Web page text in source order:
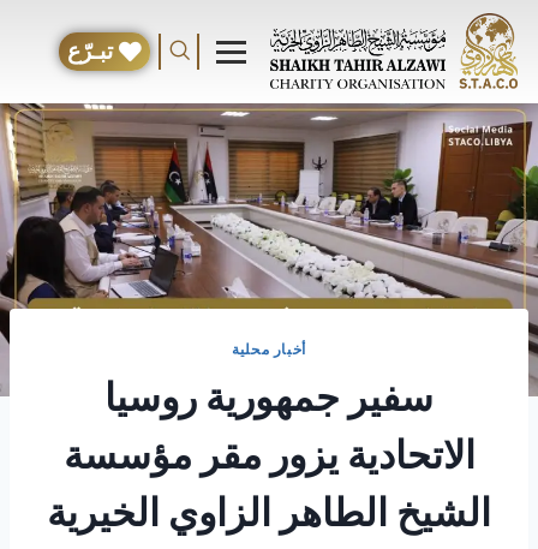
تبـرّع
أخبار محلية
سفير جمهورية روسيا
الاتحادية يزور مقر مؤسسة
الشيخ الطاهر الزاوي الخيرية